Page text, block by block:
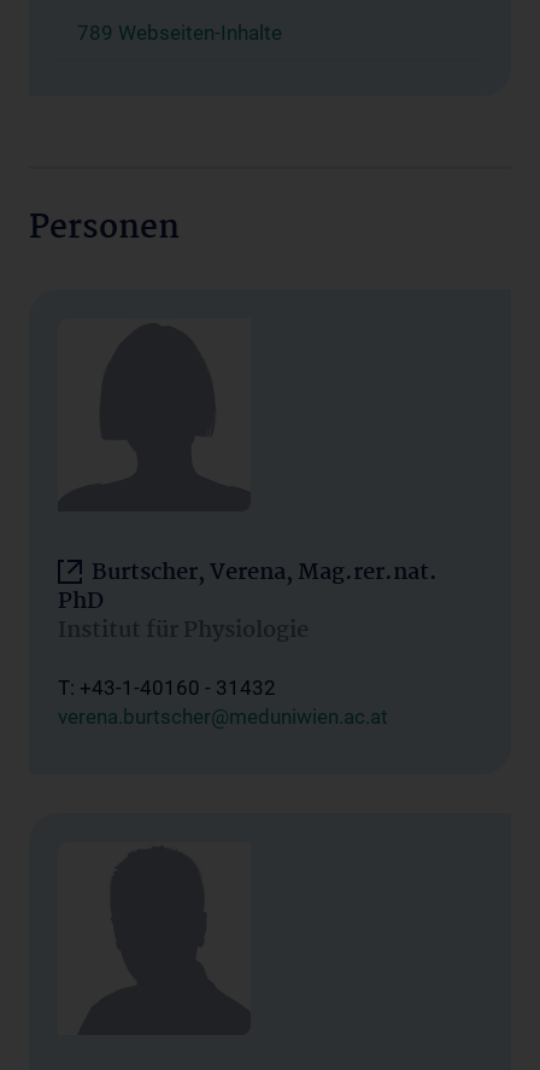
789 Webseiten-Inhalte
Personen
Burtscher, Verena, Mag.rer.nat.
PhD
Institut für Physiologie
T: +43-1-40160 - 31432
verena.burtscher@meduniwien.ac.at